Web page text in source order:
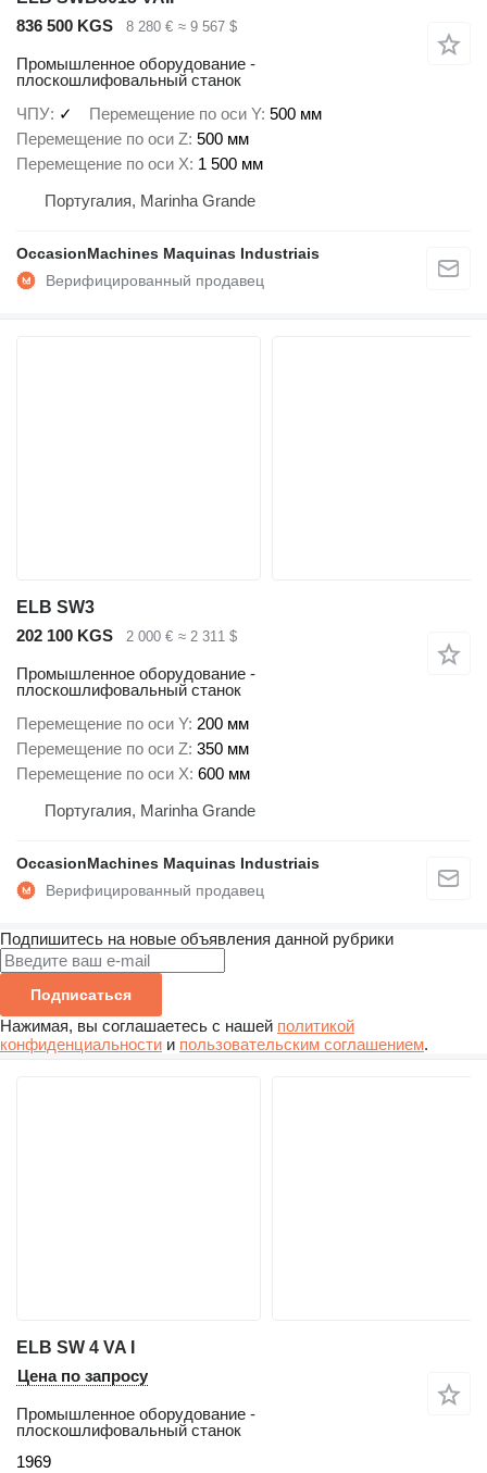
836 500 KGS
8 280 € ≈ 9 567 $
Промышленное оборудование -
плоскошлифовальный станок
ЧПУ ✓ Перемещение по оси Y 500 мм
Перемещение по оси Z 500 мм
Перемещение по оси X 1 500 мм
Португалия, Marinha Grande
OccasionMachines Maquinas Industriais
ELB SW3
202 100 KGS
2 000 € ≈ 2 311 $
Промышленное оборудование -
плоскошлифовальный станок
Перемещение по оси Y 200 мм
Перемещение по оси Z 350 мм
Перемещение по оси X 600 мм
Португалия, Marinha Grande
OccasionMachines Maquinas Industriais
Подпишитесь на новые объявления данной рубрики
Подписаться
Нажимая, вы соглашаетесь с нашей политикой
конфиденциальности и пользовательским соглашением.
ELB SW 4 VA I
Цена по запросу
Промышленное оборудование -
плоскошлифовальный станок
1969